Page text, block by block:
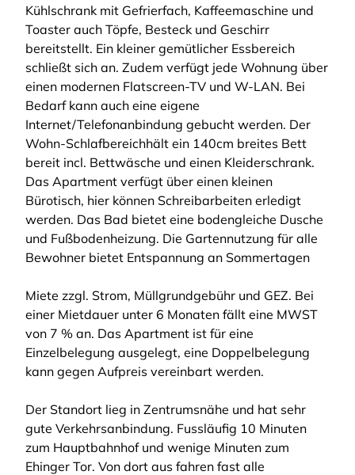
Kühlschrank mit Gefrierfach, Kaffeemaschine und
Toaster auch Töpfe, Besteck und Geschirr
bereitstellt. Ein kleiner gemütlicher Essbereich
schließt sich an. Zudem verfügt jede Wohnung über
einen modernen Flatscreen-TV und W-LAN. Bei
Bedarf kann auch eine eigene
Internet/Telefonanbindung gebucht werden. Der
Wohn-Schlafbereichhält ein 140cm breites Bett
bereit incl. Bettwäsche und einen Kleiderschrank.
Das Apartment verfügt über einen kleinen
Bürotisch, hier können Schreibarbeiten erledigt
werden. Das Bad bietet eine bodengleiche Dusche
und Fußbodenheizung. Die Gartennutzung für alle
Bewohner bietet Entspannung an Sommertagen
Miete zzgl. Strom, Müllgrundgebühr und GEZ. Bei
einer Mietdauer unter 6 Monaten fällt eine MWST
von 7 % an. Das Apartment ist für eine
Einzelbelegung ausgelegt, eine Doppelbelegung
kann gegen Aufpreis vereinbart werden.
Der Standort lieg in Zentrumsnähe und hat sehr
gute Verkehrsanbindung. Fussläufig 10 Minuten
zum Hauptbahnhof und wenige Minuten zum
Ehinger Tor. Von dort aus fahren fast alle